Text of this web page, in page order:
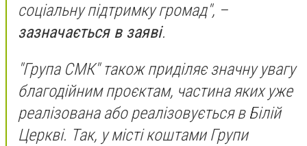
соціальну підтримку громад", –
зазначається в заяві.
"Група СМК" також приділяє значну увагу
благодійним проєктам, частина яких уже
реалізована або реалізовується в Білій
Церкві. Так, у місті коштами Групи